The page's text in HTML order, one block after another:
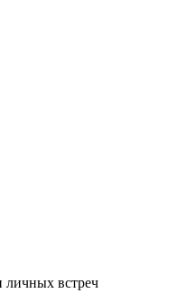
личных встреч